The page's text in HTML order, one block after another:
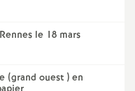
le 18 mars
(grand ouest ) en